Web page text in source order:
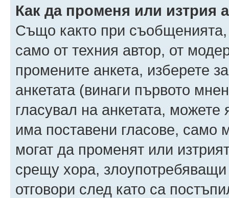
Как да променя или изтрия
Също както при съобщенията,
само от техния автор, от
промените анкета, изберете
анкетата (винаги първото
гласувал на анкетата,
има поставени гласове, само
могат да променят или
срещу хора,
отговори след като са